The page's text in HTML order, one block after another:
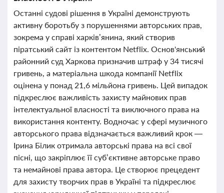
Останні судові рішення в Україні демонструють
активну боротьбу з порушеннями авторських прав,
зокрема у справі харків’янина, який створив
піратський сайт із контентом Netflix. Основ'янський
районний суд Харкова призначив штраф у 34 тисячі
гривень, а матеріальна шкода компанії Netflix
оцінена у понад 21,6 мільйона гривень. Цей випадок
підкреслює важливість захисту майнових прав
інтелектуальної власності та виключного права на
використання контенту. Водночас у сфері музичного
авторського права відзначається важливий крок —
Ірина Білик отримала авторські права на всі свої
пісні, що закріплює її суб’єктивне авторське право
та немайнові права автора. Це створює прецедент
для захисту творчих прав в Україні та підкреслює